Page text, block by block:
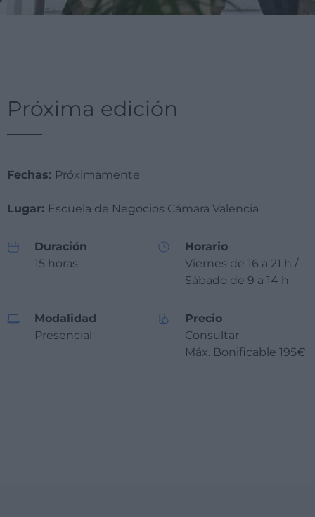
Próxima edición
Fechas: Próximamente
Lugar: Escuela de Negocios Cámara Valencia
Duración
15 horas
Horario
Viernes de 16 a 21 h /
Sábado de 9 a 14 h
Modalidad
Presencial
Precio
Consultar
Máx. Bonificable 195€